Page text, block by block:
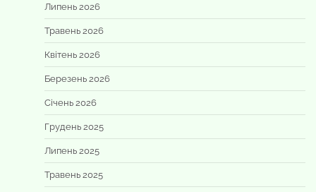
Липень 2026
Травень 2026
Квітень 2026
Березень 2026
Січень 2026
Грудень 2025
Липень 2025
Травень 2025